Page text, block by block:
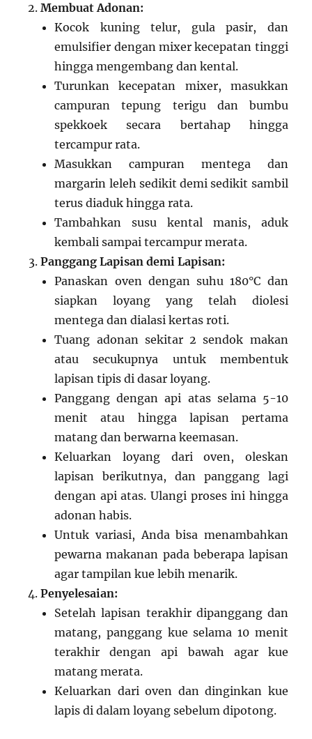
Membuat Adonan:
Kocok kuning telur, gula pasir, dan
emulsifier dengan mixer kecepatan tinggi
hingga mengembang dan kental.
Turunkan kecepatan mixer, masukkan
campuran tepung terigu dan bumbu
spekkoek secara bertahap hingga
tercampur rata.
Masukkan campuran mentega dan
margarin leleh sedikit demi sedikit sambil
terus diaduk hingga rata.
Tambahkan susu kental manis, aduk
kembali sampai tercampur merata.
Panggang Lapisan demi Lapisan:
Panaskan oven dengan suhu 180°C dan
siapkan loyang yang telah diolesi
mentega dan dialasi kertas roti.
Tuang adonan sekitar 2 sendok makan
atau secukupnya untuk membentuk
lapisan tipis di dasar loyang.
Panggang dengan api atas selama 5-10
menit atau hingga lapisan pertama
matang dan berwarna keemasan.
Keluarkan loyang dari oven, oleskan
lapisan berikutnya, dan panggang lagi
dengan api atas. Ulangi proses ini hingga
adonan habis.
Untuk variasi, Anda bisa menambahkan
pewarna makanan pada beberapa lapisan
agar tampilan kue lebih menarik.
Penyelesaian:
Setelah lapisan terakhir dipanggang dan
matang, panggang kue selama 10 menit
terakhir dengan api bawah agar kue
matang merata.
Keluarkan dari oven dan dinginkan kue
lapis di dalam loyang sebelum dipotong.